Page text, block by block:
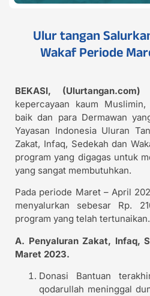
Ulur tangan
Wakaf Periode
BEKASI, (Ulurtangan.com)
kepercayaan kaum
baik dan para Dermawan
Yayasan Indonesia Uluran
Zakat, Infaq, Sedekah dan
program yang digagas untuk
yang sangat membutuhkan.
Pada periode Maret – April
menyalurkan sebesar Rp.
program yang telah tertunaikan.
A. Penyaluran Zakat, Infaq,
Maret 2023.
Donasi Bantuan
qodarullah meninggal